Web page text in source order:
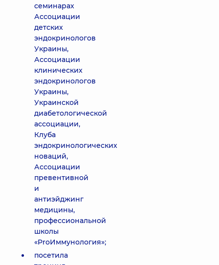
семинарах
Ассоциации
детских
эндокринологов
Украины,
Ассоциации
клинических
эндокринологов
Украины,
Украинской
диабетологической
ассоциации,
Клуба
эндокринологических
новаций,
Ассоциации
превентивной
и
антиэйджинг
медицины,
профессиональной
школы
«ProИммунология»;
посетила